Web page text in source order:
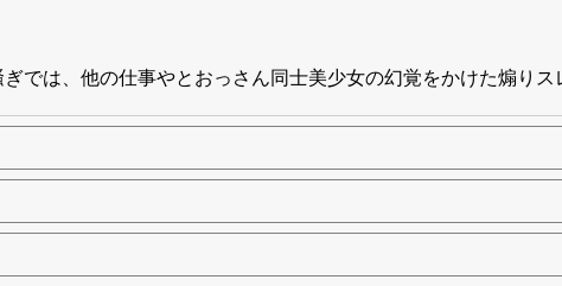
では、他の仕事やとおっさん同士美少女の幻覚をかけた煽り